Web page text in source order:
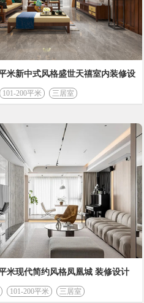
米新中式风格盛世天禧室内装修设
101-200平米 三居室
米现代简约风格凤凰城 装修设计
101-200平米 三居室